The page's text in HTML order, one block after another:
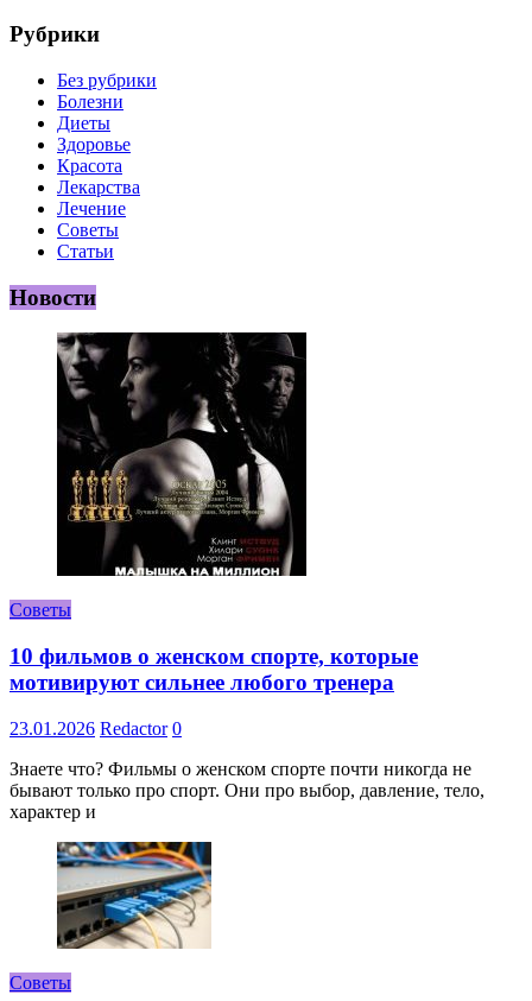
Рубрики
Без рубрики
Болезни
Диеты
Здоровье
Красота
Лекарства
Лечение
Советы
Статьи
Новости
Советы
10 фильмов о женском спорте, которые
мотивируют сильнее любого тренера
23.01.2026 Redactor 0
Знаете что? Фильмы о женском спорте почти никогда не
бывают только про спорт. Они про выбор, давление, тело,
характер и
Советы